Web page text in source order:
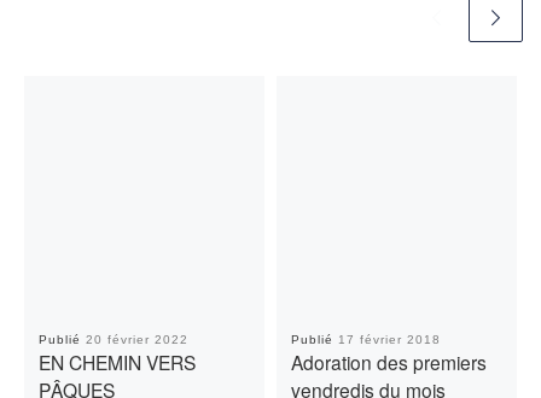
Publié 20 février 2022
EN CHEMIN VERS
PÂQUES
Publié 17 février 2018
Adoration des premiers
vendredis du mois